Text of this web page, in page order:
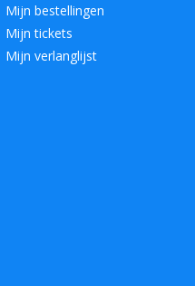
Mijn bestellingen
Mijn tickets
Mijn verlanglijst